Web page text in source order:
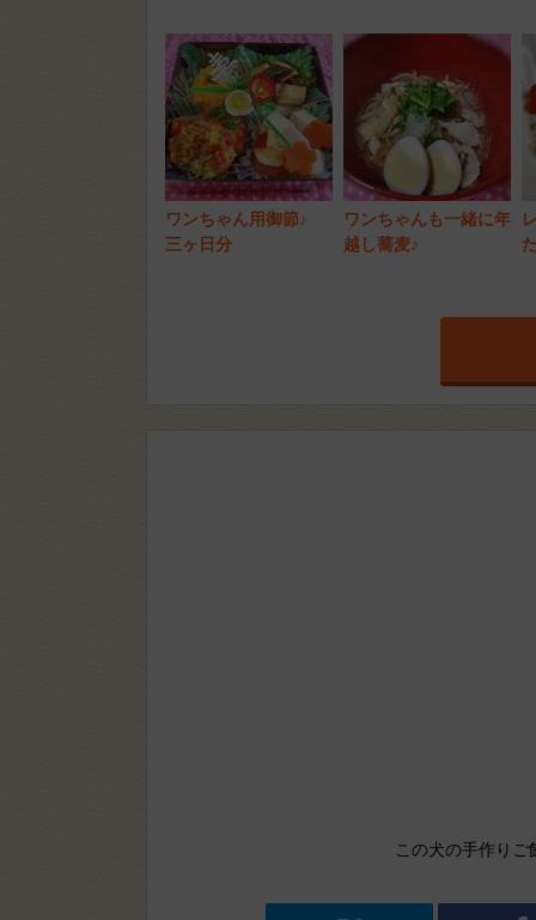
ワンちゃん用御節♪
三ヶ日分
ワンちゃんも一緒に年
越し蕎麦♪
この犬の手作り